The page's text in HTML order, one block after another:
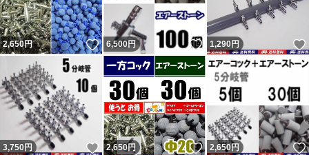
2,650円 いいね！
6,500円 いいね！
1,290円
3,750円 いいね！
2,650円 いいね！
2,650 円